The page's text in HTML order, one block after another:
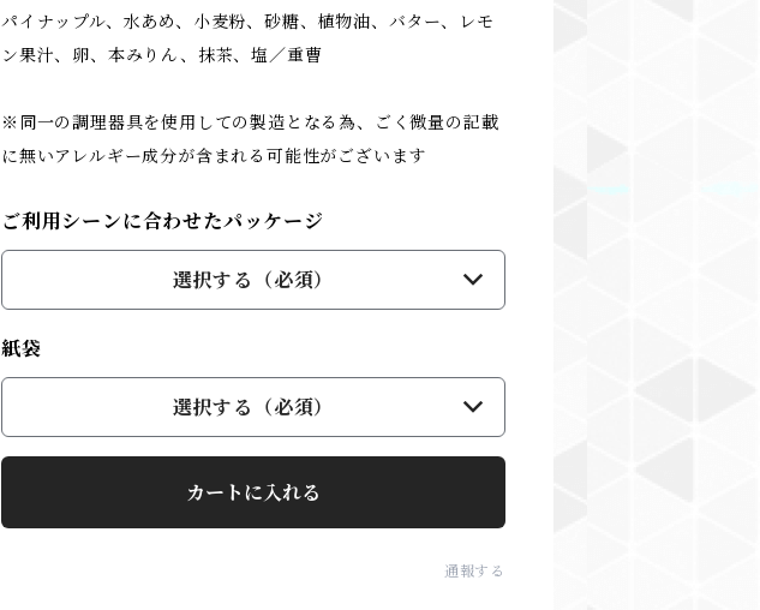
パイナップル、水あめ、小麦粉、砂糖、植物油、バター、レモ
ン果汁、卵、本みりん、抹茶、塩／重曹
※同一の調理器具を使用しての製造となる為、ごく微量の記載
に無いアレルギー成分が含まれる可能性がございます
ご利用シーンに合わせたパッケージ
選択する（必須）
紙袋
選択する（必須）
カートに入れる
通報する